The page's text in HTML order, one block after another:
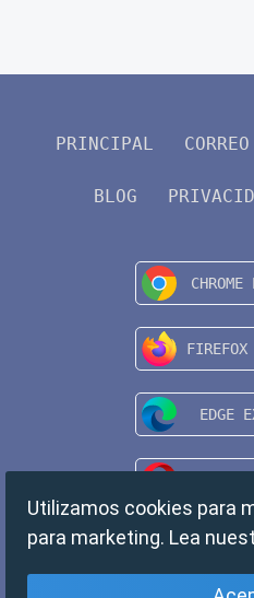
PRINCIPAL
BLOG
Utilizamos cookies para
para marketing. Lea